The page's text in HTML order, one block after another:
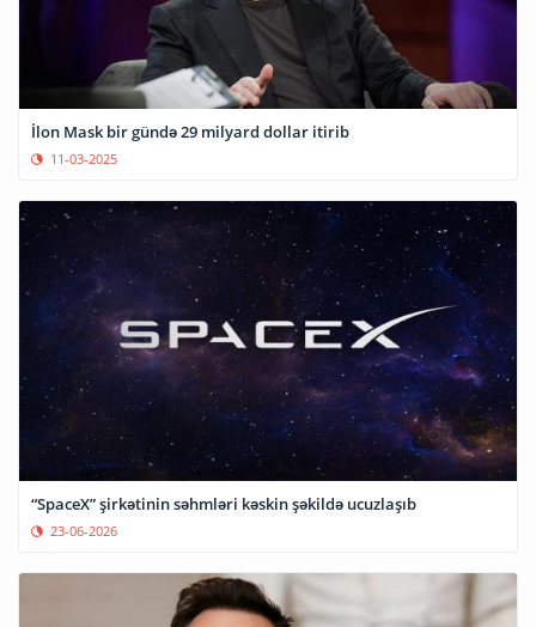
İlon Mask bir gündə 29 milyard dollar itirib
11-03-2025
“SpaceX” şirkətinin səhmləri kəskin şəkildə ucuzlaşıb
23-06-2026